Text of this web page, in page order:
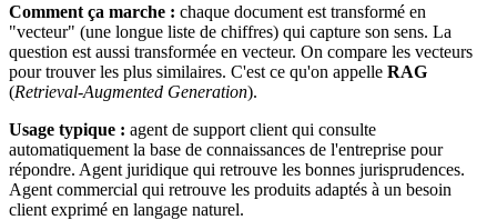
Comment ça marche : chaque document est transformé en
"vecteur" (une longue liste de chiffres) qui capture son sens. La
question est aussi transformée en vecteur. On compare les vecteurs
pour trouver les plus similaires. C'est ce qu'on appelle RAG
(Retrieval-Augmented Generation).
Usage typique : agent de support client qui consulte
automatiquement la base de connaissances de l'entreprise pour
répondre. Agent juridique qui retrouve les bonnes jurisprudences.
Agent commercial qui retrouve les produits adaptés à un besoin
client exprimé en langage naturel.